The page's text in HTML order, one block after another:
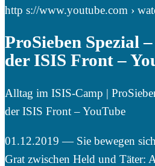
http s://www.youtube.com ›
ProSieben Spezial
der ISIS Front –
Alltag im ISIS-Camp |
der ISIS Front – YouTube
01.12.2019 — Sie bewegen
Grat zwischen Held und Täter: